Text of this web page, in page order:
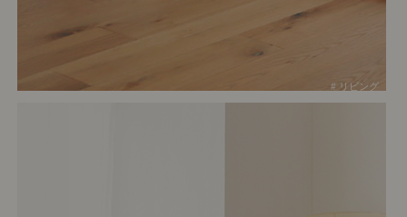
# リビング